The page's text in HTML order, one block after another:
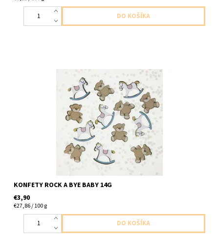
papierovo plastove konfety Rock a bye Baby 14g
KONFETY ROCK A BYE BABY 14G
€3,90
€27,86 / 100 g